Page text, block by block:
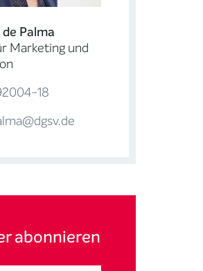
Palma
Marketing und
18
abonnieren